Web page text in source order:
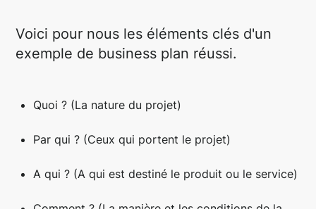
Voici pour nous les éléments clés d'un
exemple de business plan réussi.
Quoi ? (La nature du projet)
Par qui ? (Ceux qui portent le projet)
A qui ? (A qui est destiné le produit ou le service)